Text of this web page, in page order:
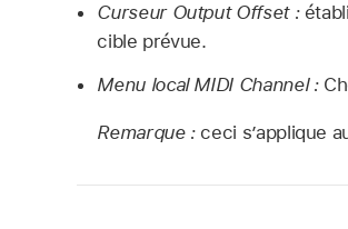
Curseur Output Offset :
cible prévue.
Menu local MIDI Channel :
Remarque : ceci s’applique